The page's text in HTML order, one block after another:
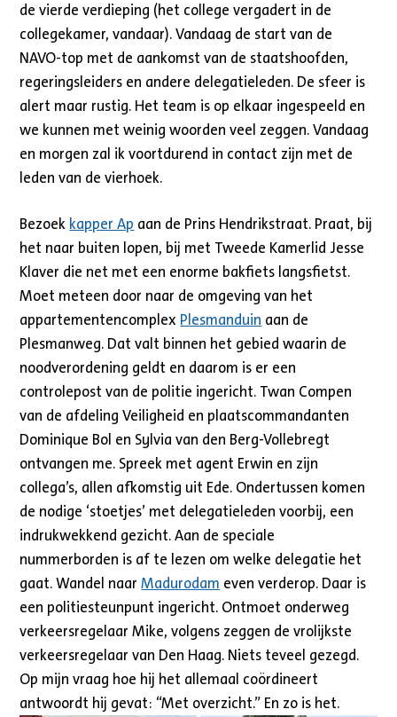
de vierde verdieping (het college vergadert in de
collegekamer, vandaar). Vandaag de start van de
NAVO-top met de aankomst van de staatshoofden,
regeringsleiders en andere delegatieleden. De sfeer is
alert maar rustig. Het team is op elkaar ingespeeld en
we kunnen met weinig woorden veel zeggen. Vandaag
en morgen zal ik voortdurend in contact zijn met de
leden van de vierhoek.
Bezoek kapper Ap aan de Prins Hendrikstraat. Praat, bij
het naar buiten lopen, bij met Tweede Kamerlid Jesse
Klaver die net met een enorme bakfiets langsfietst.
Moet meteen door naar de omgeving van het
appartementencomplex Plesmanduin aan de
Plesmanweg. Dat valt binnen het gebied waarin de
noodverordening geldt en daarom is er een
controlepost van de politie ingericht. Twan Compen
van de afdeling Veiligheid en plaatscommandanten
Dominique Bol en Sylvia van den Berg-Vollebregt
ontvangen me. Spreek met agent Erwin en zijn
collega’s, allen afkomstig uit Ede. Ondertussen komen
de nodige ‘stoetjes’ met delegatieleden voorbij, een
indrukwekkend gezicht. Aan de speciale
nummerborden is af te lezen om welke delegatie het
gaat. Wandel naarMadurodam even verderop. Daar is
een politiesteunpunt ingericht. Ontmoet onderweg
verkeersregelaar Mike, volgens zeggen de vrolijkste
verkeersregelaar van Den Haag. Niets teveel gezegd.
Op mijn vraag hoe hij het allemaal coördineert
antwoordt hij gevat: “Met overzicht.” En zo is het.